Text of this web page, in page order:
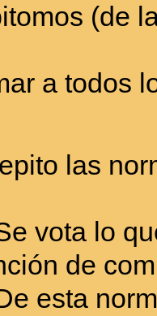
(de
a todos
las
vota lo
de
esta